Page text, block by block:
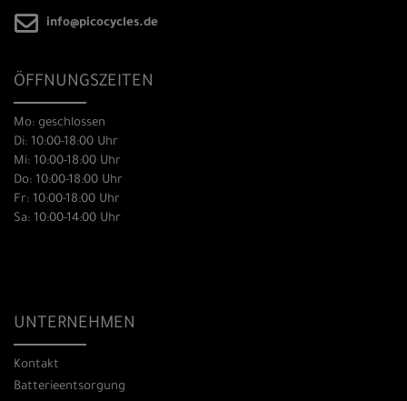
info@picocycles.de
ÖFFNUNGSZEITEN
Mo: geschlossen
Di: 10:00-18:00 Uhr
Mi: 10:00-18:00 Uhr
Do: 10:00-18:00 Uhr
Fr: 10:00-18:00 Uhr
Sa: 10:00-14:00 Uhr
UNTERNEHMEN
Kontakt
Batterieentsorgung